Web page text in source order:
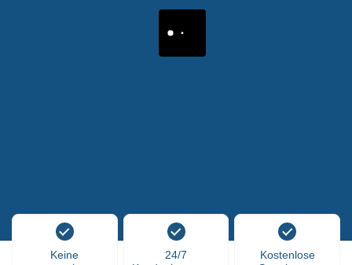
Keine
24/7
Kostenlose